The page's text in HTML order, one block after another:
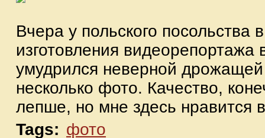
Вчера у польского посольства
изготовления
умудрился неверной дрожащей
несколько фото. Качество,
лепше, но мне здесь нравится
Tags: фото